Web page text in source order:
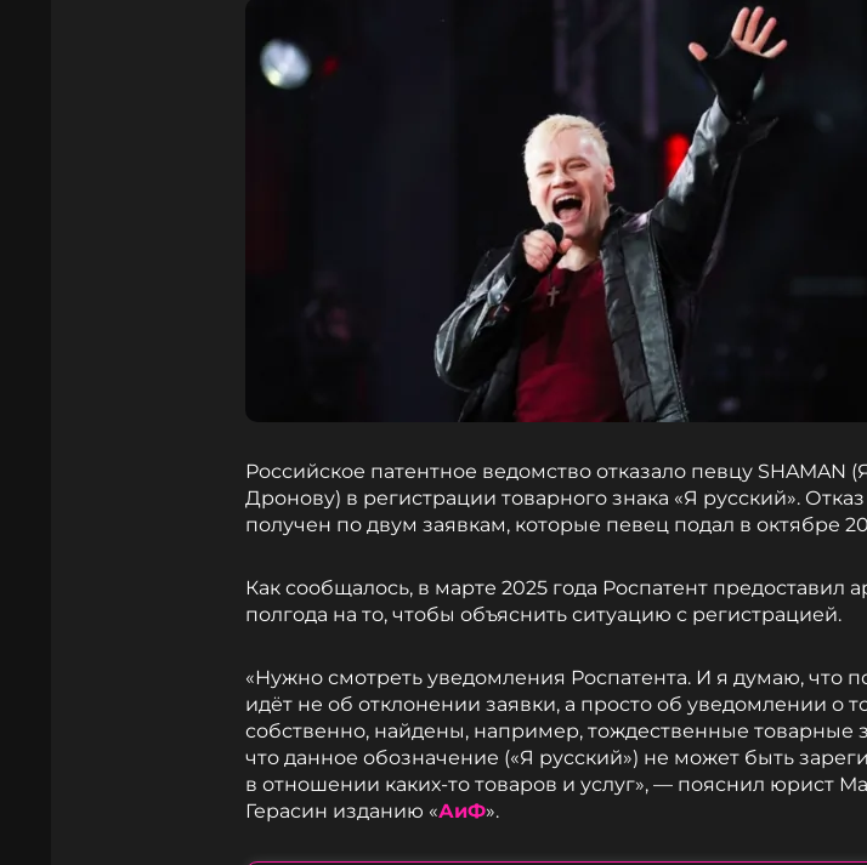
Российское патентное ведомство отказало певцу SHAMAN
Дронову) в регистрации товарного знака «Я русский».
получен по двум заявкам, которые певец подал в октябре
Как сообщалось, в марте 2025 года Роспатент предоставил
полгода на то, чтобы объяснить ситуацию с регистрацией.
«Нужно смотреть уведомления Роспатента. И я думаю, что
идёт не об отклонении заявки, а просто об уведомлении о
собственно, найдены, например, тождественные товарные
что данное обозначение («Я русский») не может быть
в отношении каких-то товаров и услуг», — пояснил юрист
Герасин изданию «АиФ».